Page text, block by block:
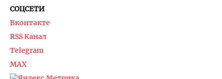
СОЦСЕТИ
Вконтакте
RSS Канал
Telegram
MAX